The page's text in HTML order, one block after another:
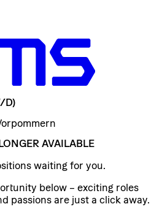
D)
AVAILABLE
waiting for you.
below – exciting roles
passions are just a click away.